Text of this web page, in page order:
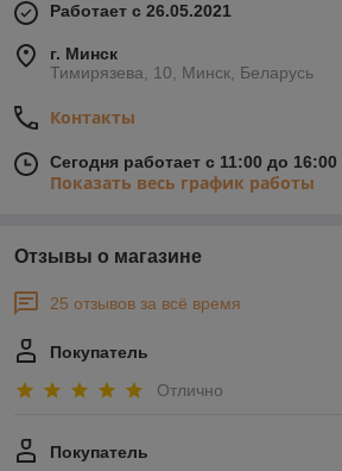
Работает с 26.05.2021
г. Минск
Тимирязева, 10, Минск, Беларусь
Контакты
Сегодня работает с 11:00 до 16:00
Показать весь график работы
Отзывы о магазине
25 отзывов за всё время
Покупатель
Отлично
Покупатель